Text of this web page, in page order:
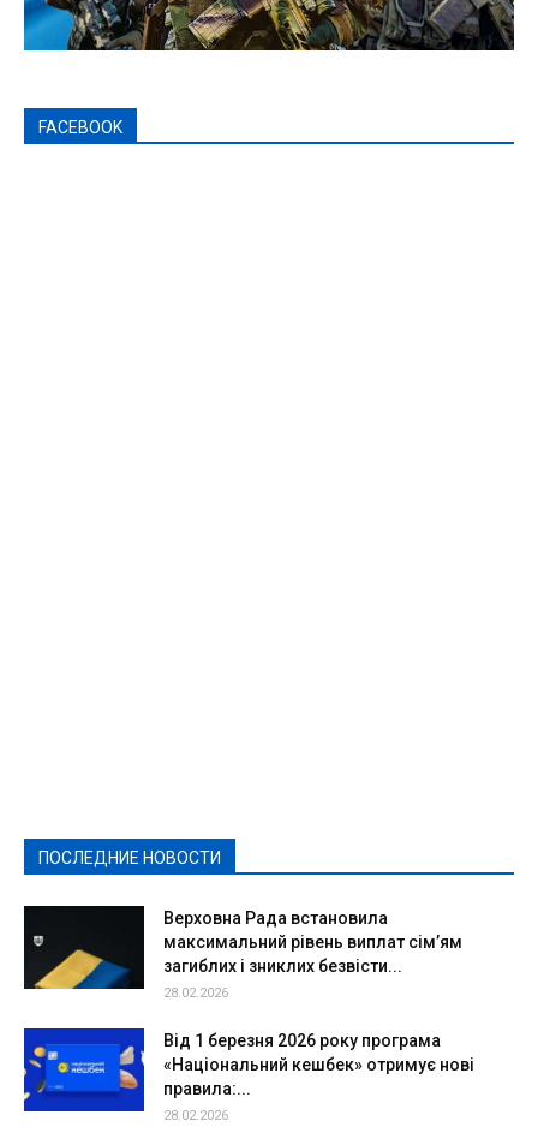
FACEBOOK
ПОСЛЕДНИЕ НОВОСТИ
Верховна Рада встановила
максимальний рівень виплат сім’ям
загиблих і зниклих безвісти...
28.02.2026
Від 1 березня 2026 року програма
«Національний кешбек» отримує нові
правила:...
28.02.2026